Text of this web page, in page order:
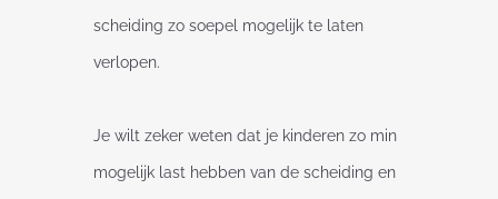
scheiding zo soepel mogelijk te laten
verlopen.
Je wilt zeker weten dat je kinderen zo min
mogelijk last hebben van de scheiding en